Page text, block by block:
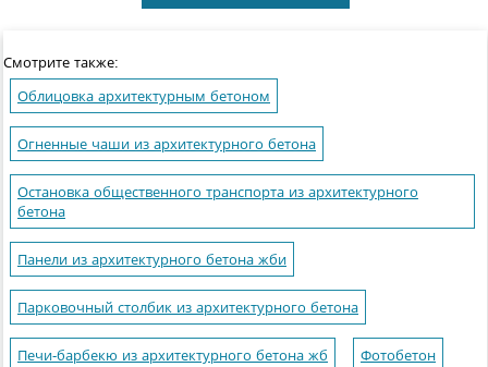
Смотрите также:
Облицовка архитектурным бетоном
Огненные чаши из архитектурного бетона
Остановка общественного транспорта из архитектурного
бетона
Панели из архитектурного бетона жби
Парковочный столбик из архитектурного бетона
Печи-барбекю из архитектурного бетона жб Фотобетон